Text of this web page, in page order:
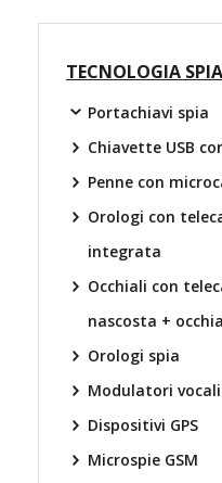
TECNOLOGIA SPIA
Portachiavi spia
Chiavette USB
Penne con
Orologi con
integrata
Occhiali con
nascosta +
Orologi spia
Modulatori vocali
Dispositivi GPS
Microspie GSM